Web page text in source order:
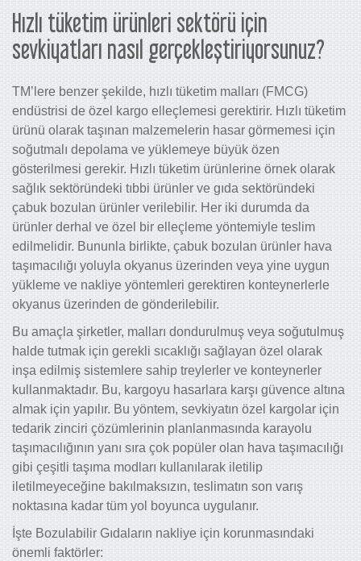
Hızlı tüketim ürünleri sektörü için
sevkiyatları nasıl gerçekleştiriyorsunuz?
TM’lere benzer şekilde, hızlı tüketim malları (FMCG)
endüstrisi de özel kargo elleçlemesi gerektirir. Hızlı tüketim
ürünü olarak taşınan malzemelerin hasar görmemesi için
soğutmalı depolama ve yüklemeye büyük özen
gösterilmesi gerekir. Hızlı tüketim ürünlerine örnek olarak
sağlık sektöründeki tıbbi ürünler ve gıda sektöründeki
çabuk bozulan ürünler verilebilir. Her iki durumda da
ürünler derhal ve özel bir elleçleme yöntemiyle teslim
edilmelidir. Bununla birlikte, çabuk bozulan ürünler hava
taşımacılığı yoluyla okyanus üzerinden veya yine uygun
yükleme ve nakliye yöntemleri gerektiren konteynerlerle
okyanus üzerinden de gönderilebilir.
Bu amaçla şirketler, malları dondurulmuş veya soğutulmuş
halde tutmak için gerekli sıcaklığı sağlayan özel olarak
inşa edilmiş sistemlere sahip treylerler ve konteynerler
kullanmaktadır. Bu, kargoyu hasarlara karşı güvence altına
almak için yapılır. Bu yöntem, sevkiyatın özel kargolar için
tedarik zinciri çözümlerinin planlanmasında karayolu
taşımacılığının yanı sıra çok popüler olan hava taşımacılığı
gibi çeşitli taşıma modları kullanılarak iletilip
iletilmeyeceğine bakılmaksızın, teslimatın son varış
noktasına kadar tüm yol boyunca uygulanır.
İşte Bozulabilir Gıdaların nakliye için korunmasındaki
önemli faktörler: